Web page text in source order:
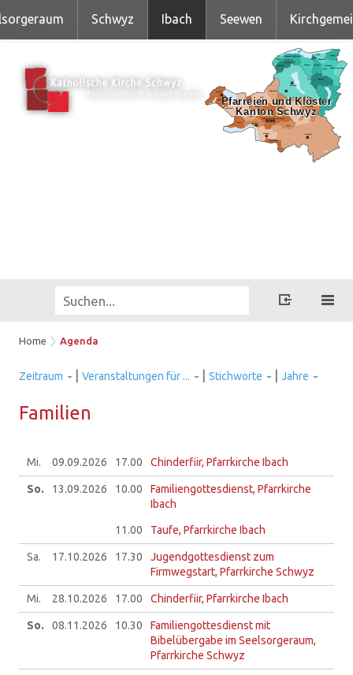
Schwyz Ibach Seewen
Home Agenda
Zeitraum Veranstaltungen für ... Stichworte Jahre
Fa­mi­li­en
Mi. 09.09.2026 17.00 Chinderfiir, Pfarrkirche Ibach
So. 13.09.2026 10.00
Familiengottesdienst, Pfarrkirche
Ibach
11.00 Taufe, Pfarrkirche Ibach
Sa. 17.10.2026 17.30
Jugendgottesdienst zum
Firmwegstart, Pfarrkirche Schwyz
Mi. 28.10.2026 17.00 Chinderfiir, Pfarrkirche Ibach
So. 08.11.2026 10.30
Familiengottesdienst mit
Bibelübergabe im Seelsorgeraum,
Pfarrkirche Schwyz